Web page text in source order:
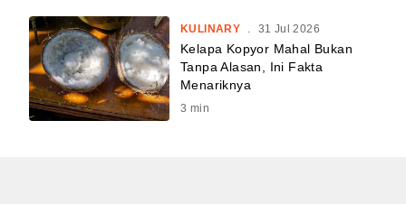
KULINARY 31 Jul 2026
Kelapa Kopyor Mahal Bukan
Tanpa Alasan, Ini Fakta
Menariknya
3 min